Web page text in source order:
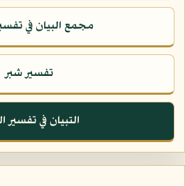
مجمع البيان في
تفسير شبر
التبيان في تفسير